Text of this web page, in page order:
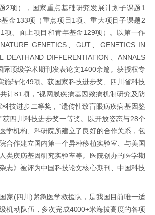
2项），国家重点基础研究发展计划子课题1
金133项（重点项目1项、重大项目子课题2
项、面上项目和青年基金129项）。以第一作
GENETICS、GUT、GENETICS IN
DEATHAND DIFFERENTIATION、ANNALS
际顶级学术期刊发表论文1400余篇。获授权专
施转化49项。获国家科技进步奖、四川省科技
计81项，“视网膜疾病基因致病机制研究及防
科技进步二等奖，“遗传性致盲眼病疾病基因鉴
获四川科技进步奖一等奖。以开放姿态与28个
学机构、科研院所建立了良好的合作关系，包
合作建立国内第一个异种移植实验室、与美国
类疾病基因研究实验室等。医院创办的医学期
志》被评为中国科技论文核心期刊、中国科技
家(四川)紧急医学救援队，是我国目前唯一适
机动队伍，多次完成4000+米海拔高度的各项